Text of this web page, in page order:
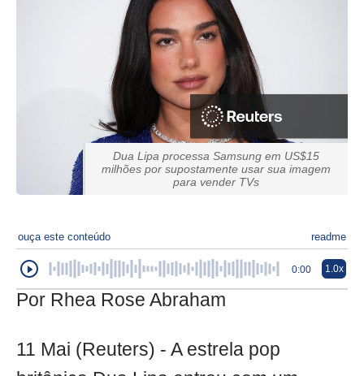
Dua Lipa processa Samsung em US$15
milhões por supostamente usar sua imagem
para vender TVs
ouça este conteúdo readme
0:00 1.0x
Por Rhea Rose Abraham
11 Mai (Reuters) - A estrela pop